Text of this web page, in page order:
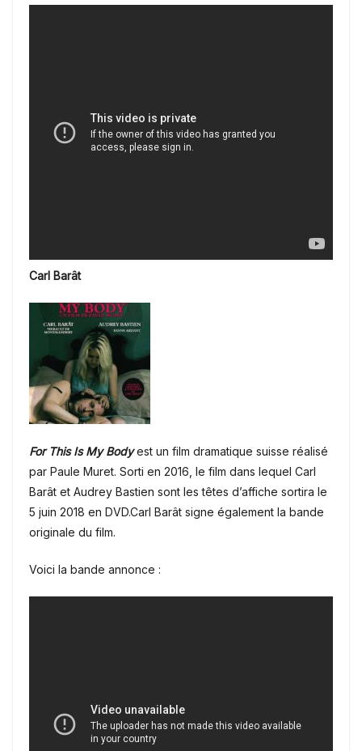
Carl Barât
For This Is My Bodyest un film dramatique suisse réalisé
par Paule Muret. Sorti en 2016, le film dans lequel Carl
Barât et Audrey Bastien sont les têtes d’affiche sortira le
5 juin 2018 en DVD.Carl Barât signe également la bande
originale du film.
Voici la bande annonce :